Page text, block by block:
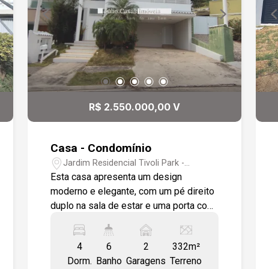
balcão com acesso ao quintal. Cozinha
com armários planejados despensa e
lavanderia. Ampla área gourmet com
churrasqueira, forno para pizza, balcão
de apoio em `U` em pedra são gabriel,
integrado a área com piscina
sauna à vapor. Além de uma sala de
sala de ginástica. E dependência de
empregada com banheiro
independente. No andar superior são
quatro dormitórios sendo três suítes
com banheiras de hidro massagem,
todos com armários modulados e em
três deles com sacadas. A suíte master
conta ainda com um magnífico closet
em `L` e ar condicionado. A casa conta
R$ 2.550.000,00 V
Casa - Condomínio
Jardim Residencial Tivoli Park -
Sorocaba/SP
Esta casa apresenta um design
moderno e elegante, com um pé direito
duplo na sala de estar e uma porta com
segurança e praticidade. A sala de
jantar e a sala de TV possuem
acabamento em gesso, luminárias
4
Dorm.
6
Banho
2
Garagens
332m²
Terreno